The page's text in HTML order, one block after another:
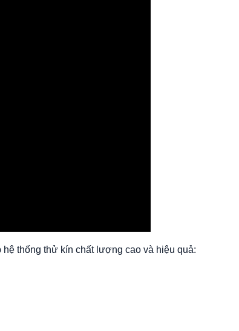
thống thử kín chất lượng cao và hiệu quả: